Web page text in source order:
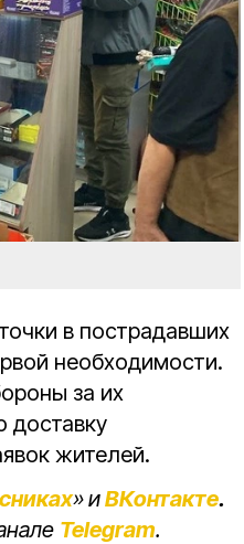
в пострадавших
необходимости.
за их
доставку
жителей.
»иВКонтакте.
Telegram.